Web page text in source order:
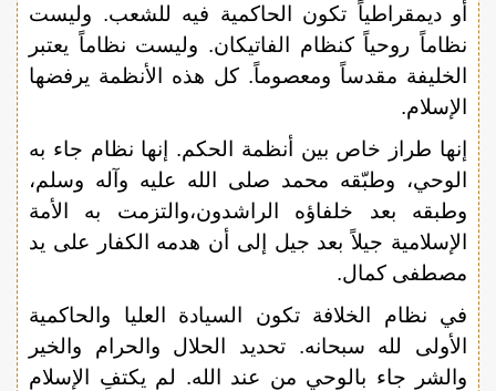
أو ديمقراطياً تكون الحاكمية فيه للشعب. وليست
نظاماً روحياً كنظام الفاتيكان. وليست نظاماً يعتبر
الخليفة مقدساً ومعصوماً. كل هذه الأنظمة يرفضها
الإسلام.
إنها طراز خاص بين أنظمة الحكم. إنها نظام جاء به
الوحي، وطبّقه محمد صلى الله عليه وآله وسلم،
وطبقه بعد خلفاؤه الراشدون،والتزمت به الأمة
الإسلامية جيلاً بعد جيل إلى أن هدمه الكفار على يد
مصطفى كمال.
في نظام الخلافة تكون السيادة العليا والحاكمية
الأولى لله سبحانه. تحديد الحلال والحرام والخير
والشر جاء بالوحي من عند الله. لم يكتفِ الإسلام